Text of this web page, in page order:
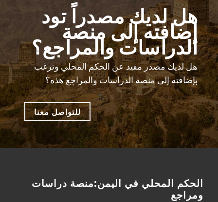
هل لديك مصدراً تود
إضافته إلى منصة
الدراسات والمراجع؟
هل لديك مصدر مفيد عن الحكم المحلي وترغب
بإضافته إلى منصة الدراسات والمراجع هذه؟
للتواصل معنا
الحكم المحلي في اليمن:منصة دراسات
ومراجع